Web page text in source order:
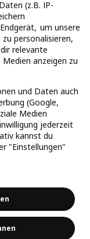
Impressum
(z.B. IP-
um unsere
personalisieren,
relevante
anzeigen zu
und Daten auch
(Google,
Medien
jederzeit
kannst du
"Einstellungen"